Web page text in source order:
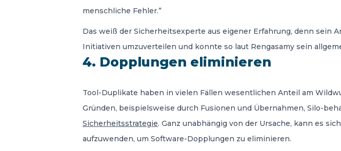
menschliche Fehler.”
Das weiß der Sicherheitsexperte aus eigener Erfahrung, denn sein
Initiativen umzuverteilen und konnte so laut Rengasamy sein
4. Dopplungen eliminieren
Tool-Duplikate haben in vielen Fällen wesentlichen Anteil am
Gründen, beispielsweise durch Fusionen und Übernahmen, Silo-
Sicherheitsstrategie. Ganz unabhängig von der Ursache, kann es
aufzuwenden, um Software-Dopplungen zu eliminieren.